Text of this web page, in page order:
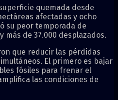
quemada desde
afectadas y ocho
su peor temporada de
más de 37.000 desplazados.
que reducir las pérdidas
El primero es bajar
fósiles para frenar el
las condiciones de